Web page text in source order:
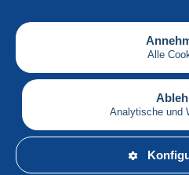
Alle
Analytische und
Gesellschaft
Serviceleistungen
Schreiben